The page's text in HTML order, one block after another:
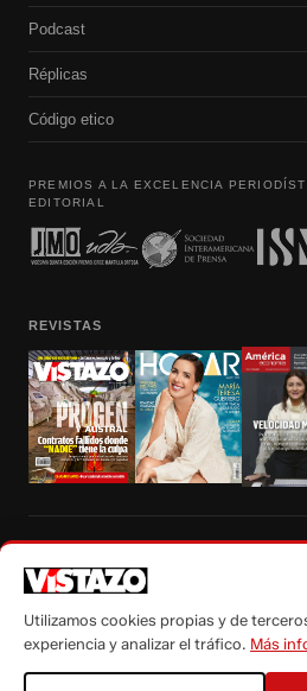
Podcast
Réplicas
Código etico
PREMIOS A LA EXCELENCIA
EDITORIAL
REVISTAS
autorización escrita de su titular, de todos los
Utilizamos cookies propias y de
experiencia y analizar el tráfico. Más